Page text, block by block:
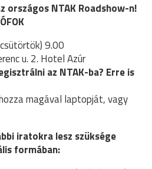
országos NTAK Roadshow-n!
9.00
u. 2. Hotel Azúr
az NTAK-ba? Erre is
magával laptopját, vagy
iratokra lesz szüksége
formában: